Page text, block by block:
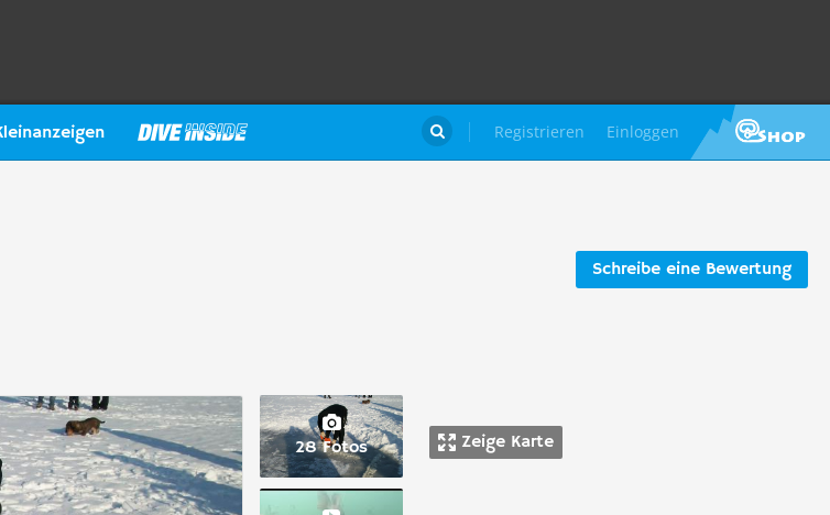
Registrieren Einloggen

Schreibe eine Bewertung
Zeige Karte
28 Fotos